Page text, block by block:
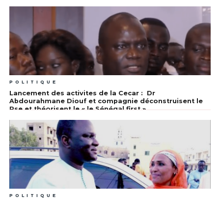
POLITIQUE
Lancement des activites de la Cecar : Dr
Abdourahmane Diouf et compagnie déconstruisent le
Pse et théorisent le « le Sénégal first »
POLITIQUE